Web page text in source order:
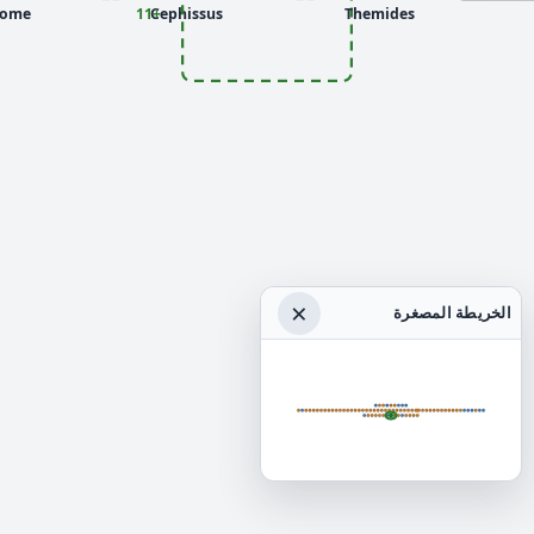
Cephissus
+11 Themides
الخريطة المصغرة ×